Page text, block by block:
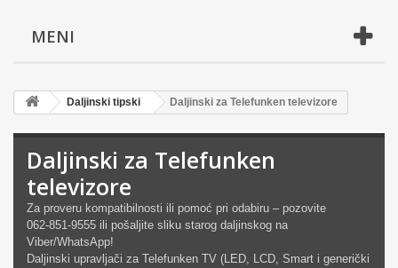
MENI
Daljinski tipski Daljinski za Telefunken televizore
Daljinski za Telefunken
televizore
Za proveru kompatibilnosti ili pomoć pri odabiru – pozovite
062‑851‑9555 ili pošaljite sliku starog daljinskog na
Viber/WhatsApp!
Daljinski upravljači za Telefunken TV (LED, LCD, Smart i generički